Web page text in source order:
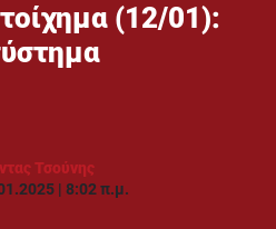
(12/01):
Τσούνης
| 8:02 π.μ.